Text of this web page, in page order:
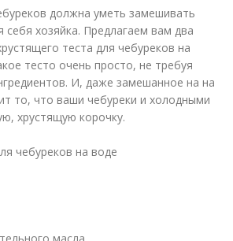
должна уметь замешивать
хозяйка. Предлагаем вам два
теста для чебуреков на
тесто очень просто, не требуя
И, даже замешанное на на
то, что ваши чебуреки и холодными
хрустящую корочку.
чебуреков на воде
масла,